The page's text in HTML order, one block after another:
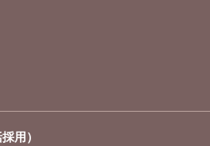
用）